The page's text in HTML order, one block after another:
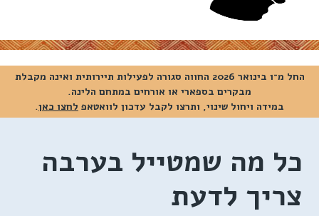
החל מ־1 בינואר 2026 החווה סגורה לפעילות תיירותית ואינה מקבלת
מבקרים בספארי או אורחים במתחם הלינה.
במידה ויחול שינוי, ותרצו לקבל עדכון לוואטאפ לחצו כאן.
כל מה שמטייל בערבה
צריך לדעת